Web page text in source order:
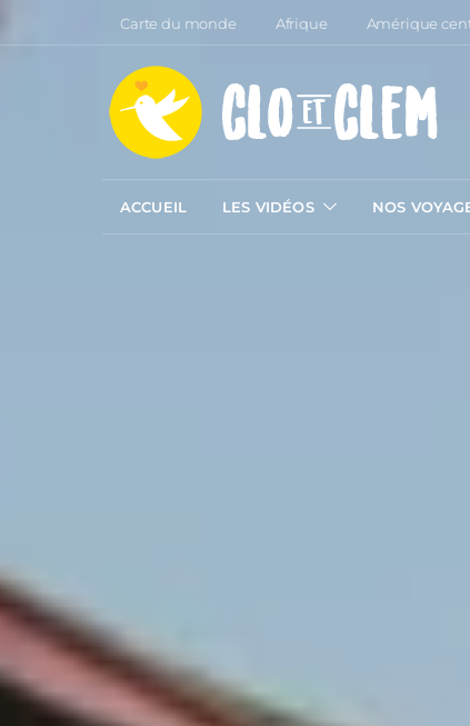
Carte du monde Afrique Amérique
ACCUEIL LES VIDÉOS NOS